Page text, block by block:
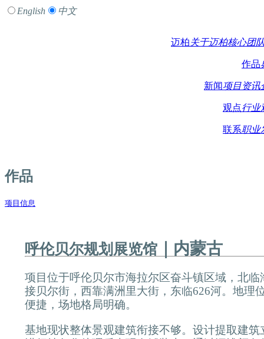
English 中文
迈柏关于迈柏核心团
作品
新闻项目资讯
观点行业
联系职业
作品
项目信息
呼伦贝尔规划展览馆｜内蒙古
项目位于呼伦贝尔市海拉尔区奋斗镇区域，北临
接贝尔街，西靠满洲里大街，东临626河。地理
便捷，场地格局明确。
基地现状整体景观建筑衔接不够。设计提取建筑